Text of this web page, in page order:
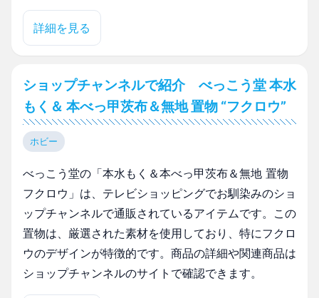
詳細を見る
ショップチャンネルで紹介 べっこう堂 本水
もく＆ 本べっ甲茨布＆無地 置物 “フクロウ”
ホビー
べっこう堂の「本水もく＆本べっ甲茨布＆無地 置物
フクロウ」は、テレビショッピングでお馴染みのショ
ップチャンネルで通販されているアイテムです。この
置物は、厳選された素材を使用しており、特にフクロ
ウのデザインが特徴的です。商品の詳細や関連商品は
ショップチャンネルのサイトで確認できます。